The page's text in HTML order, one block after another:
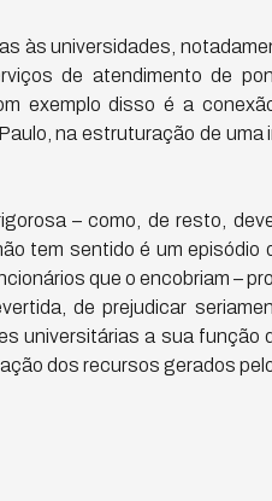
às universidades,
de atendimento de
exemplo disso é a
na estruturação de
– como, de resto,
tem sentido é um episódio
que o encobriam –
de prejudicar
universitárias a sua função
dos recursos gerados